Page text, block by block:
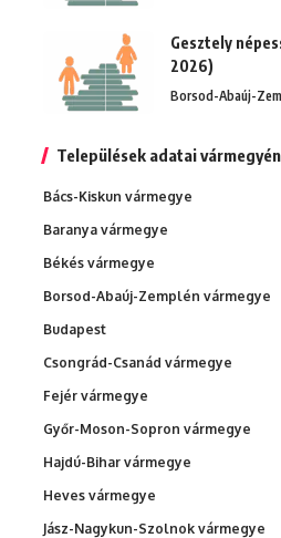
Gesztely
2026)
Borsod-Abaúj-
Települések adatai
Bács-Kiskun vármegye
Baranya vármegye
Békés vármegye
Borsod-Abaúj-Zemplén vármegye
Budapest
Csongrád-Csanád vármegye
Fejér vármegye
Győr-Moson-Sopron vármegye
Hajdú-Bihar vármegye
Heves vármegye
Jász-Nagykun-Szolnok vármegye